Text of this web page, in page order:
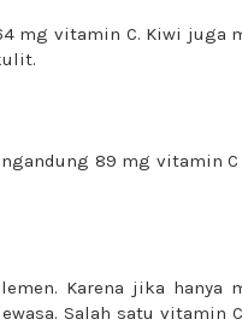
mg vitamin C. Kiwi juga
89 mg vitamin
Karena jika hanya
Salah satu vitamin